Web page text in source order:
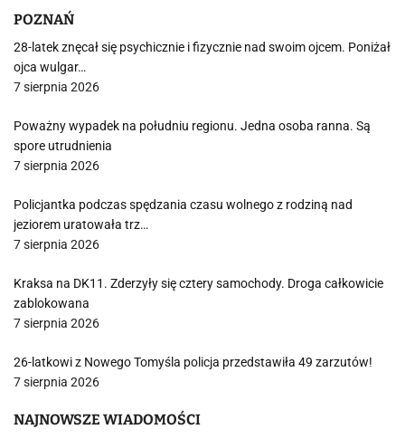
POZNAŃ
28-latek znęcał się psychicznie i fizycznie nad swoim ojcem. Poniżał
ojca wulgar…
7 sierpnia 2026
Poważny wypadek na południu regionu. Jedna osoba ranna. Są
spore utrudnienia
7 sierpnia 2026
Policjantka podczas spędzania czasu wolnego z rodziną nad
jeziorem uratowała trz…
7 sierpnia 2026
Kraksa na DK11. Zderzyły się cztery samochody. Droga całkowicie
zablokowana
7 sierpnia 2026
26-latkowi z Nowego Tomyśla policja przedstawiła 49 zarzutów!
7 sierpnia 2026
NAJNOWSZE WIADOMOŚCI